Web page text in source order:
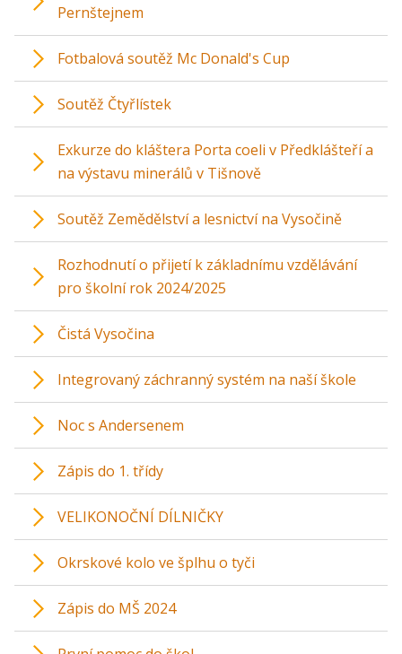
Pernštejnem
Fotbalová soutěž Mc Donald's Cup
Soutěž Čtyřlístek
Exkurze do kláštera Porta coeli v Předklášteří a
na výstavu minerálů v Tišnově
Soutěž Zemědělství a lesnictví na Vysočině
Rozhodnutí o přijetí k základnímu vzdělávání
pro školní rok 2024/2025
Čistá Vysočina
Integrovaný záchranný systém na naší škole
Noc s Andersenem
Zápis do 1. třídy
VELIKONOČNÍ DÍLNIČKY
Okrskové kolo ve šplhu o tyči
Zápis do MŠ 2024